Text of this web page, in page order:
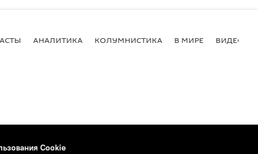
АНАЛИТИКА КОЛУМНИСТИКА В МИРЕ ВИДЕО
Cookie